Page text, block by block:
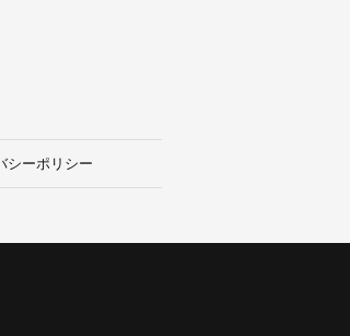
シーポリシー